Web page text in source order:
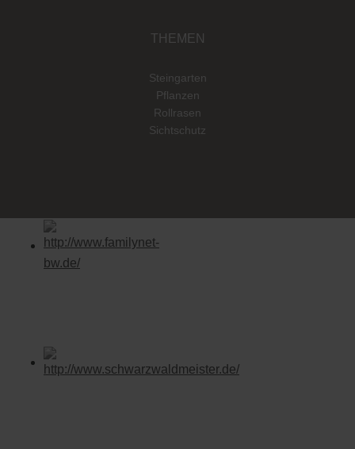
THEMEN
Steingarten
Pflanzen
Rollrasen
Sichtschutz